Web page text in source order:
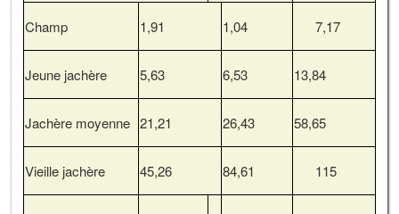
Champ 1,91 1,04 7,17
Jeune jachère 5,63 6,53 13,84
Jachère moyenne 21,21 26,43 58,65
Vieille jachère 45,26 84,61 115